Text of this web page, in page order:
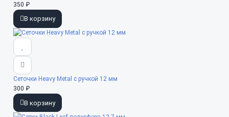
350 ₽
В корзину
Сеточки Heavy Metal с ручкой 12 мм
300 ₽
В корзину